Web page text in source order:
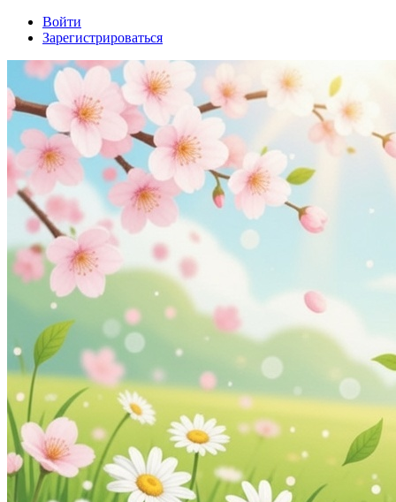
Войти
Зарегистрироваться